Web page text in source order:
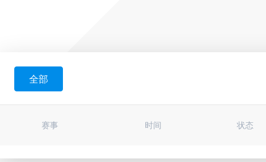
全部
赛事 时间 状态